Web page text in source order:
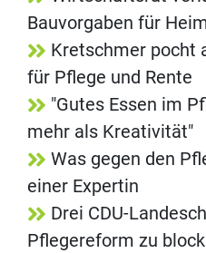
Bauvorgaben für
Kretschmer pocht
für Pflege und Rente
"Gutes Essen im
mehr als Kreativität"
Was gegen den
einer Expertin
Drei CDU-
Pflegereform zu